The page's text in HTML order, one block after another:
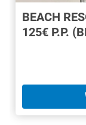
BEACH
125€ P.P.